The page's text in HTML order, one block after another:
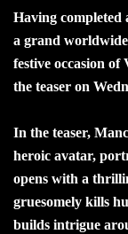
Having completed
a grand
festive occasion
the teaser on
In the teaser,
heroic avatar,
opens with a
gruesomely kills
builds intrigue